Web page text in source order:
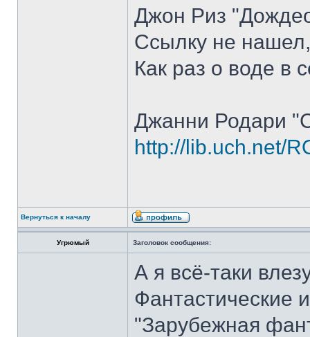
Джон Риз
Ссылку не
Как раз о воде в
Джанни Родари
http://lib.uch.net/
Вернуться к началу
Угрюмый Заголовок сообщения:
А я всё-таки
Фантастические
"Зарубежная